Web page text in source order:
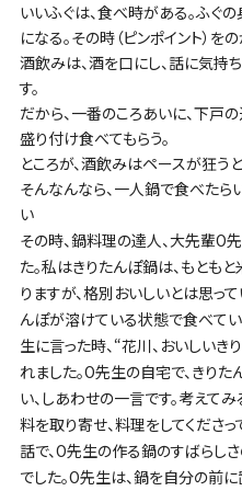
いいふぐは、食べ時がある。ふぐ
になる。その時（ピンポイント）を
酒飲みは、酒を口にし、話に気持
す。
だから、一番のころあいに、下戸
盛り付け食べてもらう。
ところが、酒飲みはペースが狂うと
そんなんなら、一人鍋で食べたら
い
その時、鍋料理の達人、大先輩O
た。私はきりたんぽ鍋は、もとも
りますが、格別おいしいとは思っ
んぽが溶けている状態で食べてい
生に言った時、“花川、おいしい
れました。O先生の自宅で、きり
い、しあわせの一言です。考えて
料を取り寄せ、料理をしてくださ
話で、O先生の作る鍋のすばらし
でした。O先生は、鍋を自分の前